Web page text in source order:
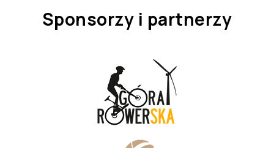
Sponsorzy i partnerzy